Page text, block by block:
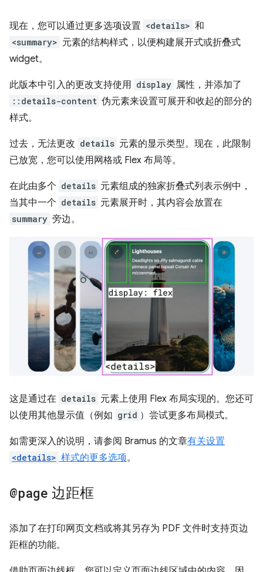
现在，您可以通过更多选项设置 <details> 和
<summary> 元素的结构样式，以便构建展开式或折叠式
widget。
此版本中引入的更改支持使用 display 属性，并添加了
::details-content 伪元素来设置可展开和收起的部分的
样式。
过去，无法更改 details 元素的显示类型。现在，此限制
已放宽，您可以使用网格或 Flex 布局等。
在此由多个 details 元素组成的独家折叠式列表示例中，
当其中一个 details 元素展开时，其内容会放置在
summary 旁边。
这是通过在 details 元素上使用 Flex 布局实现的。您还可
以使用其他显示值（例如 grid ）尝试更多布局模式。
如需更深入的说明，请参阅 Bramus 的文章有关设置
<details> 样式的更多选项。
@page 边距框
添加了在打印网页文档或将其另存为 PDF 文件时支持页边
距框的功能。